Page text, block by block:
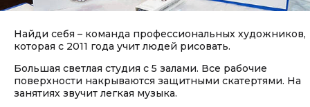
Найди себя – команда профессиональных художников,
которая с 2011 года учит людей рисовать.
Большая светлая студия с 5 залами. Все рабочие
поверхности накрываются защитными скатертями. На
занятиях звучит легкая музыка.